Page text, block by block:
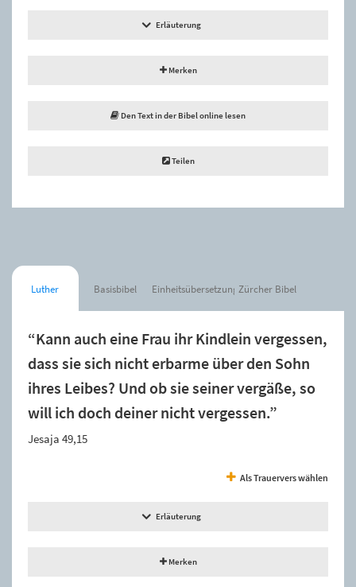
Erläuterung
Merken
Den Text in der Bibel online lesen
Teilen
Luther Basisbibel Einheitsübersetzung Zürcher Bibel
“Kann auch eine Frau ihr Kindlein vergessen,
dass sie sich nicht erbarme über den Sohn
ihres Leibes? Und ob sie seiner vergäße, so
will ich doch deiner nicht vergessen.”
Jesaja 49,15
Als Trauervers wählen
Erläuterung
Merken